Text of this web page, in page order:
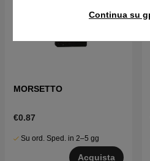
Continua su
MORSETTO
€0.87
Su ord. Sped. in 2–5 gg
Acquista